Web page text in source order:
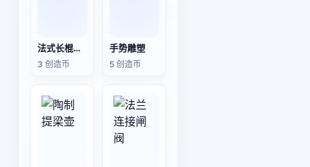
法式长棍面包
3 创造币
手势雕塑
5 创造币